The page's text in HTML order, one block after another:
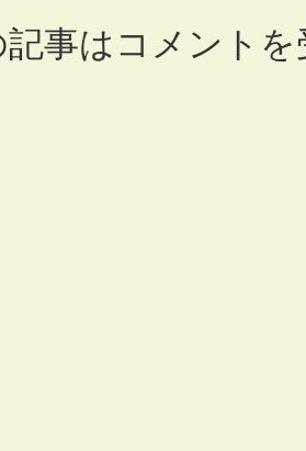
事はコメント